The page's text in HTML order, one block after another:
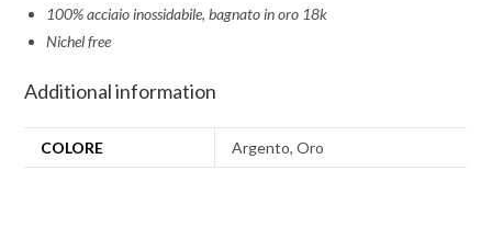
100% acciaio inossidabile, bagnato in oro 18k
Nichel free
Additional information
COLORE Argento, Oro